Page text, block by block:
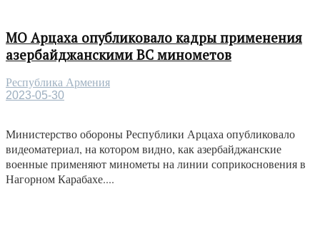
МО Арцаха опубликовало кадры применения
азербайджанскими ВС минометов
Республика Армения
2023-05-30
Министерство обороны Республики Арцаха опубликовало
видеоматериал, на котором видно, как азербайджанские
военные применяют минометы на линии соприкосновения в
Нагорном Карабахе....